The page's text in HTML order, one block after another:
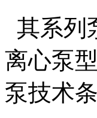
其系列
离心泵
泵技术条